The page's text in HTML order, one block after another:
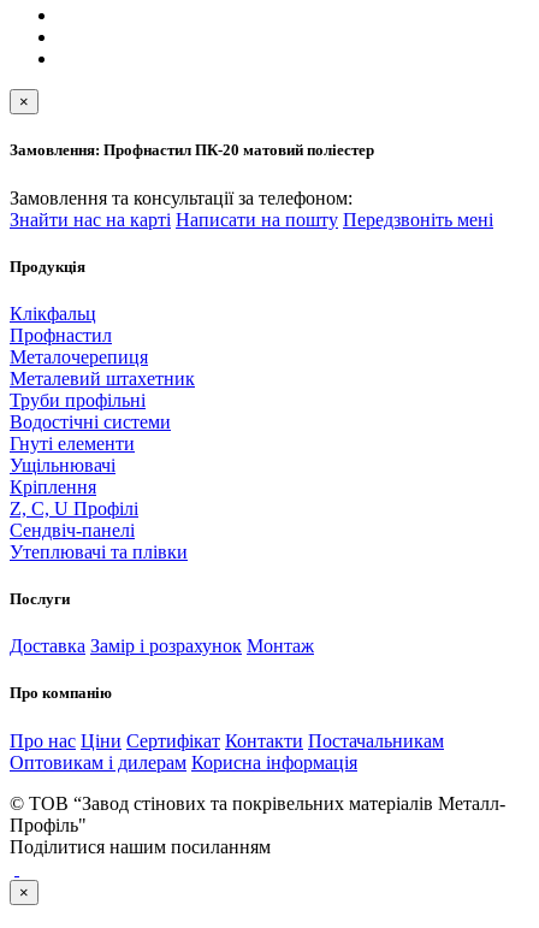
×
Замовлення: Профнастил ПК-20 матовий поліестер
Замовлення та консультації за телефоном:
Знайти нас на карті Написати на пошту Передзвоніть мені
Продукція
Клікфальц
Профнастил
Металочерепиця
Металевий штахетник
Труби профільні
Водостічні системи
Гнуті елементи
Ущільнювачі
Кріплення
Z, C, U Профілі
Сендвіч-панелі
Утеплювачі та плівки
Послуги
Доставка Замір і розрахунок Монтаж
Про компанію
Про нас Ціни Сертифікат Контакти Постачальникам
Оптовикам і дилерам Корисна інформація
© ТОВ “Завод стінових та покрівельних матеріалів Металл-
Профіль"
Поділитися нашим посиланням
×